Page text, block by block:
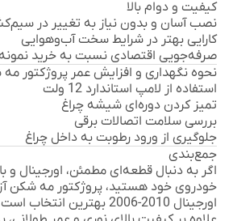
کیفیت و دوام بالا
نصب آسان و بدون نیاز به تغییر در
کارایی بهتر در شرایط سخت آب‌وهوایی
صرفه‌جویی اقتصادی نسبت به خرید
نحوه نگهداری و افزایش عمر پروژکتور مه
استفاده از لامپ استاندارد 12 ولت
تمیز کردن دوره‌ای شیشه چراغ
بررسی سلامت اتصالات برقی
جلوگیری از ورود رطوبت به داخل چراغ
جمع‌بندی
اگر به دنبال قطعه‌ای مطمئن، اورجینال و
خودروی خود هستید، پروژکتور مه شکن
اورجینال 2010-2006
بهترین انتخاب